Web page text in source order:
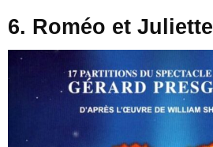
6. Roméo et Juliette